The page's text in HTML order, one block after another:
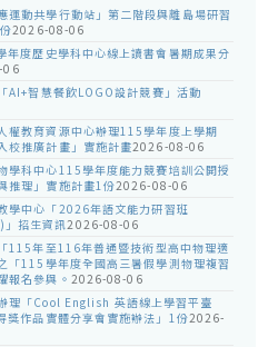
運動共學行動站」第二階段與離島場研習
2026-08-06
年度歷史學科中心線上讀書會暑期成果分
06
AI+智慧餐飲LOGO設計競賽」活動
權教育資源中心辦理115學年度上學期
校推廣計畫」實施計畫2026-08-06
學科中心115學年度能力競賽培訓公開授
推理」實施計畫1份2026-08-06
學中心「2026年語文能力研習班
招生資訊2026-08-06
115年至116年普通暨技術型高中物理適
「115學年度全國高三暑假學測物理複習
報名參與。 2026-08-06
理「Cool English 英語線上學習平臺
獎作品實體分享會實施辦法」1份2026-